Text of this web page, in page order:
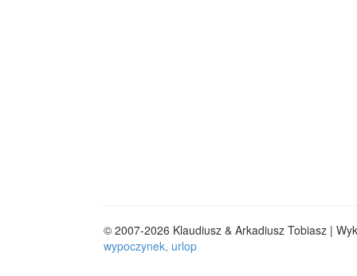
© 2007-2026 Klaudiusz & Arkadiusz Tobiasz |
wypoczynek, urlop